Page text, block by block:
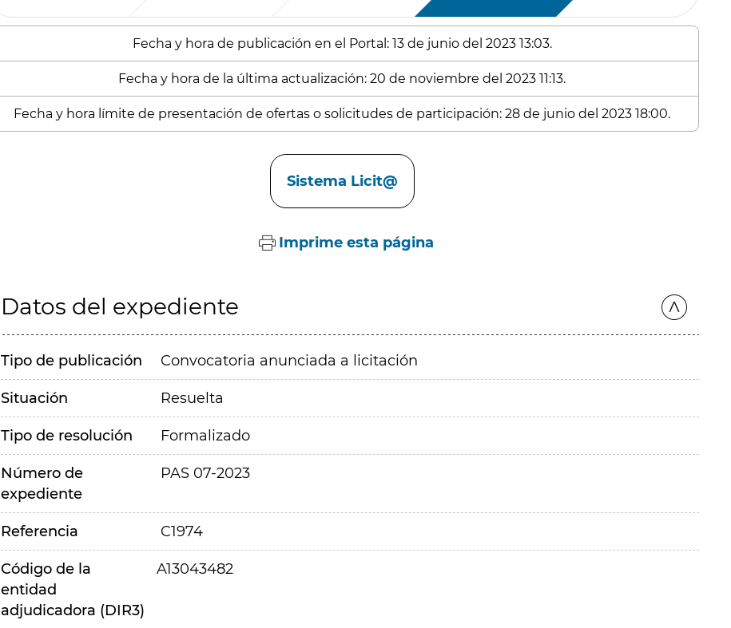
Fecha y hora de publicación en el Portal: 13 de junio del 2023 13:03.
Fecha y hora de la última actualización: 20 de noviembre del 2023 11:13.
Fecha y hora límite de presentación de ofertas o solicitudes de participación: 28 de junio del 2023 18:00.
Sistema Licit@
Imprime esta página
Datos del expediente
Tipo de publicación Convocatoria anunciada a licitación
Situación Resuelta
Tipo de resolución Formalizado
Número de
expediente
PAS 07-2023
Referencia C1974
Código de la
entidad
adjudicadora (DIR3)
A13043482